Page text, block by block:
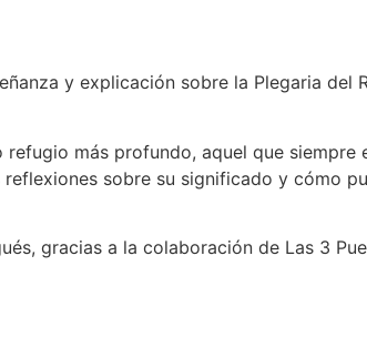
y explicación sobre la Plegaria del
más profundo, aquel que siempre
sobre su significado y cómo
gracias a la colaboración de Las 3